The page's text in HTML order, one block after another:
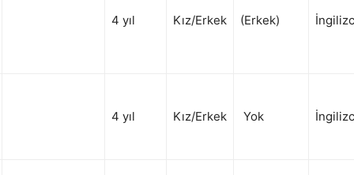
4 yıl Kız/Erkek (Erkek)
4 yıl Kız/Erkek Yok